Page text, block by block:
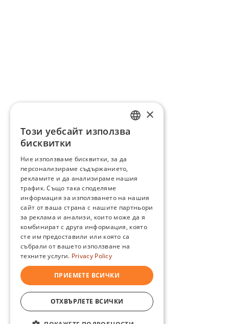
×
Този уебсайт използва
бисквитки
Ние използваме бисквитки, за да
персонализираме съдържанието,
рекламите и да анализираме нашия
трафик. Също така споделяме
информация за използването на нашия
сайт от ваша страна с нашите партньори
за реклама и анализи, които може да я
комбинират с друга информация, която
сте им предоставили или която са
събрали от вашето използване на
техните услуги. Privacy Policy
ПРИЕМЕТЕ ВСИЧКИ
ОТХВЪРЛЕТЕ ВСИЧКИ